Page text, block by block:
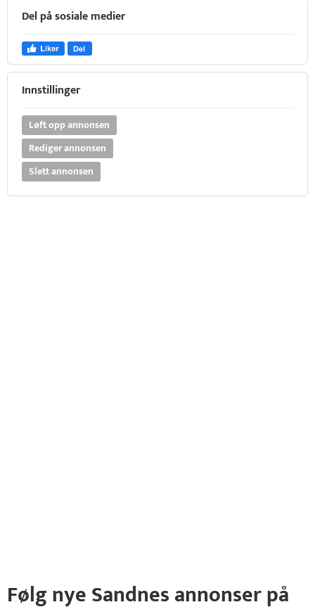
Del på sosiale medier
Innstillinger
Løft opp annonsen
Rediger annonsen
Slett annonsen
Følg nye Sandnes annonser på